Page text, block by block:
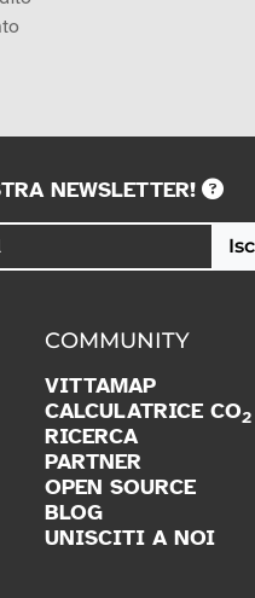
NEWSLETTER!
COMMUNITY
VITTAMAP
CALCULATRICE CO2
RICERCA
PARTNER
OPEN SOURCE
BLOG
UNISCITI A NOI